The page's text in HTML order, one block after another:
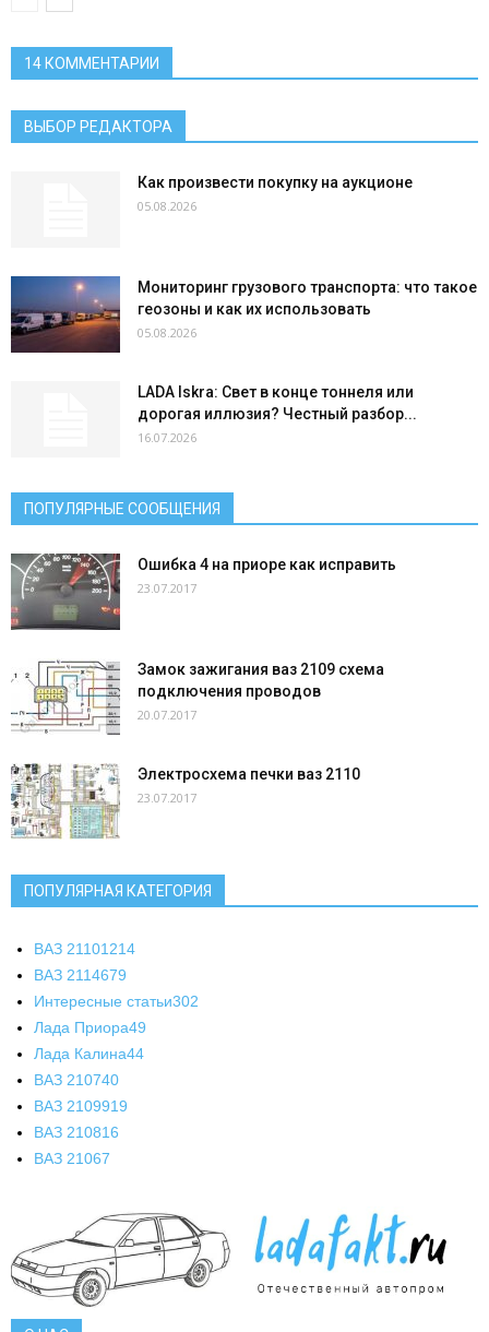
14 КОММЕНТАРИИ
ВЫБОР РЕДАКТОРА
Как произвести покупку на аукционе
05.08.2026
Мониторинг грузового транспорта: что такое
геозоны и как их использовать
05.08.2026
LADA Iskra: Свет в конце тоннеля или
дорогая иллюзия? Честный разбор...
16.07.2026
ПОПУЛЯРНЫЕ СООБЩЕНИЯ
Ошибка 4 на приоре как исправить
23.07.2017
Замок зажигания ваз 2109 схема
подключения проводов
20.07.2017
Электросхема печки ваз 2110
23.07.2017
ПОПУЛЯРНАЯ КАТЕГОРИЯ
ВАЗ 21101214
ВАЗ 2114679
Интересные статьи302
Лада Приора49
Лада Калина44
ВАЗ 210740
ВАЗ 2109919
ВАЗ 210816
ВАЗ 21067